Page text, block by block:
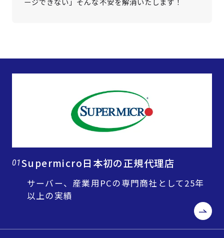
01Supermicro日本初の正規代理店
サーバー、産業用PCの専門商社として25年
以上の実績